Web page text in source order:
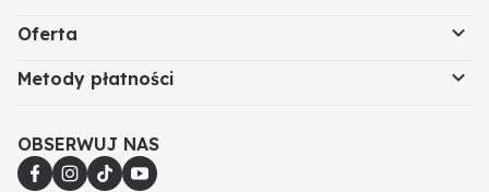
Oferta
Metody płatności
OBSERWUJ NAS